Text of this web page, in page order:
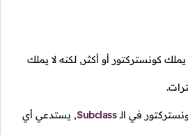
يملك كونستركتور أو أكثر, لكنه لا يملك
في الـSubclass
, يستدعي أي